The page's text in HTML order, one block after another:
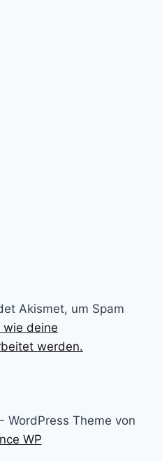
Akismet, um Spam
wie deine
werden.
Theme von
WP